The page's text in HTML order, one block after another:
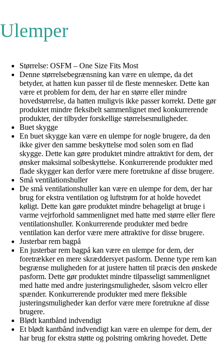
Ulemper
Størrelse: OSFM – One Size Fits Most
Denne størrelsebegrænsning kan være en ulempe, da det
betyder, at hatten kun passer til de fleste mennesker. Dette kan
være et problem for dem, der har en større eller mindre
hovedstørrelse, da hatten muligvis ikke passer korrekt. Dette gør
produktet mindre fleksibelt sammenlignet med konkurrerende
produkter, der tilbyder forskellige størrelsesmuligheder.
Buet skygge
En buet skygge kan være en ulempe for nogle brugere, da den
ikke giver den samme beskyttelse mod solen som en flad
skygge. Dette kan gøre produktet mindre attraktivt for dem, der
ønsker maksimal solbeskyttelse. Konkurrerende produkter med
flade skygger kan derfor være mere foretrukne af disse brugere.
Små ventilationshuller
De små ventilationshuller kan være en ulempe for dem, der har
brug for ekstra ventilation og luftstrøm for at holde hovedet
køligt. Dette kan gøre produktet mindre behageligt at bruge i
varme vejrforhold sammenlignet med hatte med større eller flere
ventilationshuller. Konkurrerende produkter med bedre
ventilation kan derfor være mere attraktive for disse brugere.
Justerbar rem bagpå
En justerbar rem bagpå kan være en ulempe for dem, der
foretrækker en mere skræddersyet pasform. Denne type rem kan
begrænse muligheden for at justere hatten til præcis den ønskede
pasform. Dette gør produktet mindre tilpasseligt sammenlignet
med hatte med andre justeringsmuligheder, såsom velcro eller
spænder. Konkurrerende produkter med mere fleksible
justeringsmuligheder kan derfor være mere foretrukne af disse
brugere.
Blødt kantbånd indvendigt
Et blødt kantbånd indvendigt kan være en ulempe for dem, der
har brug for ekstra støtte og polstring omkring hovedet. Dette